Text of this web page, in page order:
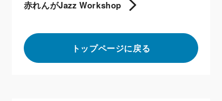
トップページに戻る
赤れんがJazz Workshop